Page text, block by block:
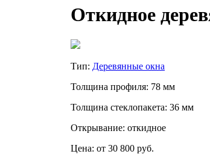
Откидное
Тип: Деревянные окна
Толщина профиля: 78 мм
Толщина стеклопакета: 36 мм
Открывание: откидное
Цена: от 30 800 руб.